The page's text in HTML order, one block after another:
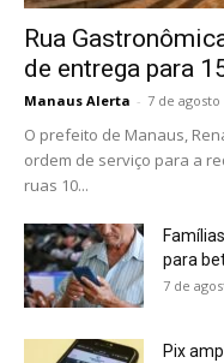
Rua
de entrega para
Manaus Alerta - 7 de agosto
O prefeito de Manaus,
ordem de serviço para a
ruas 10...
para
7 de
Pix